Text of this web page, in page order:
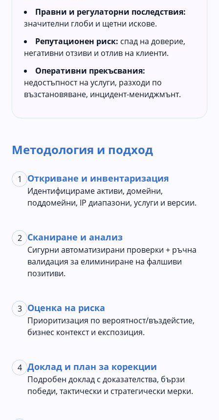
Правни и регулаторни последствия:
значителни глоби и щетни искове.
Репутационен риск: спад на доверие,
негативни отзиви и отлив на клиенти.
Оперативни прекъсвания:
недостъпност на услуги, разходи по
възстановяване, инцидент-мениджмънт.
Методология и подход
1 Откриване и инвентаризация
Идентифицираме активи, домейни,
поддомейни, IP диапазони, услуги и версии.
2 Сканиране и анализ
Сигурни автоматизирани проверки + ръчна
валидация за елиминиране на фалшиви
позитиви.
3 Оценка на риска
Приоритизация по вероятност/въздейстие,
бизнес контекст и експозиция.
4 Доклад и план за корекции
Подробен доклад с доказателства, бързи
победи, тактически и стратегически мерки.